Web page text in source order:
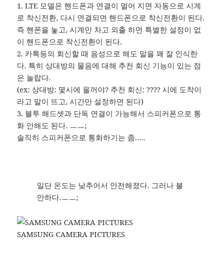
1. LTE 모델은 핸드폰과 연결이 멀어 지면 자동으로 시계
로 착신전환, 다시 연결되면 핸드폰으로 착신전환이 된다.
즉 핸폰을 놓고, 시계만 차고 외출 하면 특별한 설정이 없
이 핸드폰으로 착신전환이 된다.
2. 카톡등의 회신할 때 음성으로 해도 말을 꽤 잘 인식한
다. 특히 상대방의 물음에 대해 추천 회신 기능이 있는 점
은 놀랍다.
(ex: 상대방: 몇시에 올꺼야? 추천 회신: ???? 시에 도착이
라고 말이 뜨고, 시간만 설정하면 된다)
3. 블투 해드셋과 단독 연결이 가능해서 스피커폰으로 통
화 안해도 된다. ㅡㅡ;
솔직히 스피커폰으로 통화하기는 좀…..
일단 온도는 낮추어서 안전해졌다. 그러나 불
안하다.ㅡㅡ;
SAMSUNG CAMERA PICTURES